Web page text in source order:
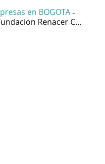
en BOGOTA -
Renacer C...